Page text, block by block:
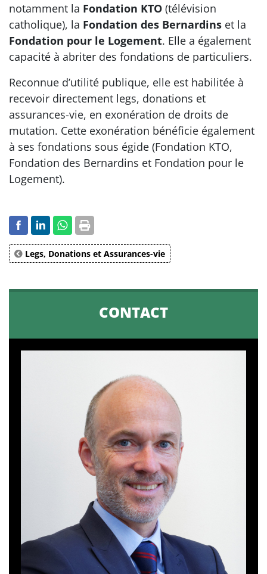
notamment la Fondation KTO (télévision
catholique), la Fondation des Bernardins et la
Fondation pour le Logement. Elle a également
capacité à abriter des fondations de particuliers.
Reconnue d’utilité publique, elle est habilitée à
recevoir directement legs, donations et
assurances-vie, en exonération de droits de
mutation. Cette exonération bénéficie également
à ses fondations sous égide (Fondation KTO,
Fondation des Bernardins et Fondation pour le
Logement).
Legs, Donations et Assurances-vie
CONTACT